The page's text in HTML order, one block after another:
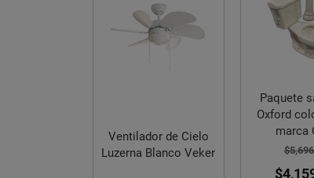
marca Cato
$5,696.29
Acrílico